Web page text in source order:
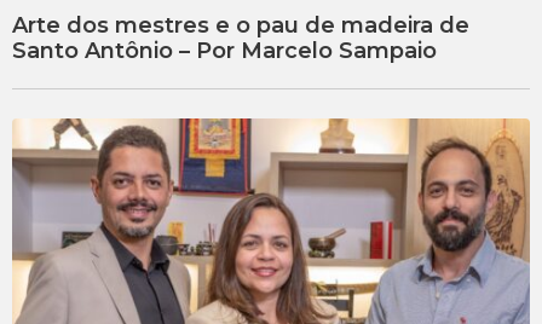
Arte dos mestres e o pau de madeira de
Santo Antônio – Por Marcelo Sampaio